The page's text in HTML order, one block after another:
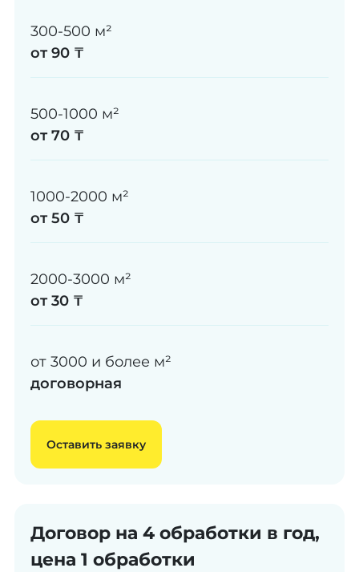
300-500 м²
от 90 ₸
500-1000 м²
от 70 ₸
1000-2000 м²
от 50 ₸
2000-3000 м²
от 30 ₸
от 3000 и более м²
договорная
Оставить заявку
Договор на 4 обработки в год,
цена 1 обработки